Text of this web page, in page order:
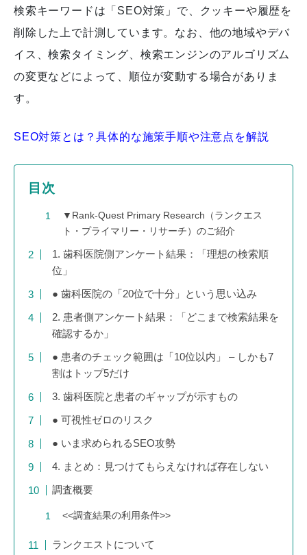
検索キーワードは「SEO対策」で、クッキーや履歴を
削除した上で計測しています。なお、他の地域やデバ
イス、検索タイミング、検索エンジンのアルゴリズム
の変更などによって、順位が変動する場合がありま
す。
SEO対策とは？具体的な施策手順や注意点を解説
目次
▼Rank-Quest Primary Research（ランクエス
ト・プライマリー・リサーチ）のご紹介
1. 歯科医院側アンケート結果：「理想の検索順
位」
● 歯科医院の「20位で十分」という思い込み
2. 患者側アンケート結果：「どこまで検索結果を
確認するか」
● 患者のチェック範囲は「10位以内」 – しかも7
割はトップ5だけ
3. 歯科医院と患者のギャップが示すもの
● 可視性ゼロのリスク
● いま求められるSEO攻勢
4. まとめ：見つけてもらえなければ存在しない
調査概要
<<調査結果の利用条件>>
ランクエストについて